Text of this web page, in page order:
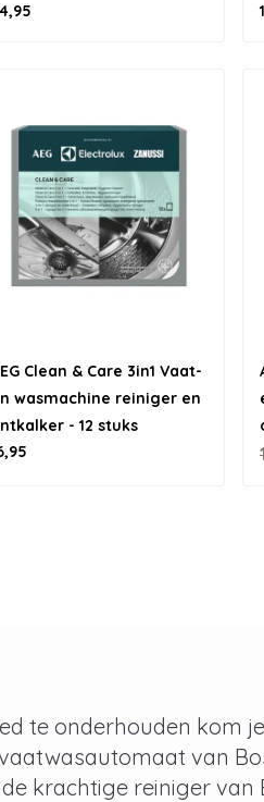
stuks
Clean & Care 3in1 Vaat-
wasmachine reiniger en
- 12 stuks
te onderhouden kom
van
krachtige reiniger